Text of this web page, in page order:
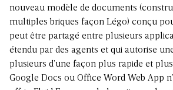
nouveau modèle de documents
multiples briques façon Légo) conçu
peut être partagé entre plusieurs
étendu par des agents et qui autorise
plusieurs d’une façon plus rapide et
Google Docs ou Office Word Web App